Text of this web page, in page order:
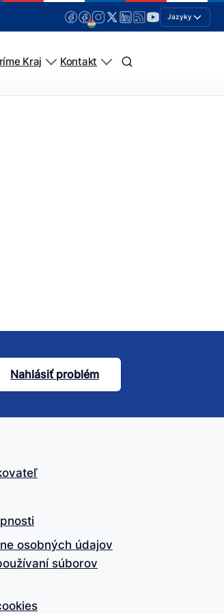
Jazyky
Kraj Kontakt
Nahlásiť problém
osobných údajov
súborov